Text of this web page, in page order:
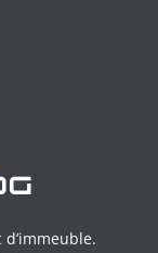
d’immeuble.